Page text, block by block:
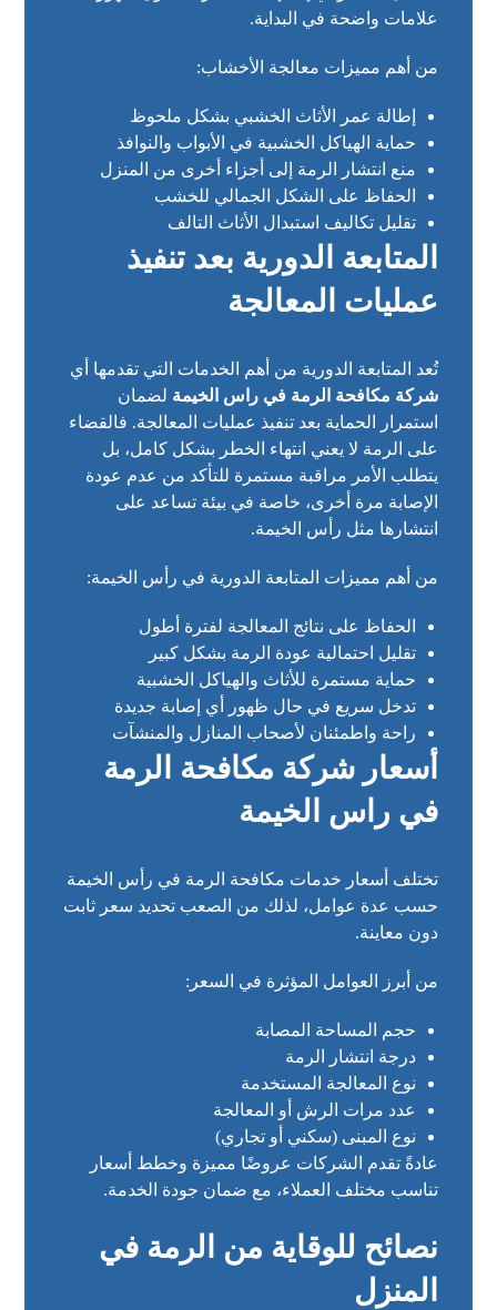
علامات واضحة في البداية.
من أهم مميزات معالجة الأخشاب:
إطالة عمر الأثاث الخشبي بشكل ملحوظ
حماية الهياكل الخشبية في الأبواب والنوافذ
منع انتشار الرمة إلى أجزاء أخرى من المنزل
الحفاظ على الشكل الجمالي للخشب
تقليل تكاليف استبدال الأثاث التالف
المتابعة الدورية بعد تنفيذ
عمليات المعالجة
تُعد المتابعة الدورية من أهم الخدمات التي تقدمها أي
شركة مكافحة الرمة في راس الخيمة لضمان
استمرار الحماية بعد تنفيذ عمليات المعالجة. فالقضاء
على الرمة لا يعني انتهاء الخطر بشكل كامل، بل
يتطلب الأمر مراقبة مستمرة للتأكد من عدم عودة
الإصابة مرة أخرى، خاصة في بيئة تساعد على
انتشارها مثل رأس الخيمة.
من أهم مميزات المتابعة الدورية في رأس الخيمة:
الحفاظ على نتائج المعالجة لفترة أطول
تقليل احتمالية عودة الرمة بشكل كبير
حماية مستمرة للأثاث والهياكل الخشبية
تدخل سريع في حال ظهور أي إصابة جديدة
راحة واطمئنان لأصحاب المنازل والمنشآت
أسعار شركة مكافحة الرمة
في راس الخيمة
تختلف أسعار خدمات مكافحة الرمة في رأس الخيمة
حسب عدة عوامل، لذلك من الصعب تحديد سعر ثابت
دون معاينة.
من أبرز العوامل المؤثرة في السعر:
حجم المساحة المصابة
درجة انتشار الرمة
نوع المعالجة المستخدمة
عدد مرات الرش أو المعالجة
نوع المبنى (سكني أو تجاري)
عادةً تقدم الشركات عروضًا مميزة وخطط أسعار
تناسب مختلف العملاء، مع ضمان جودة الخدمة.
نصائح للوقاية من الرمة في
المنزل